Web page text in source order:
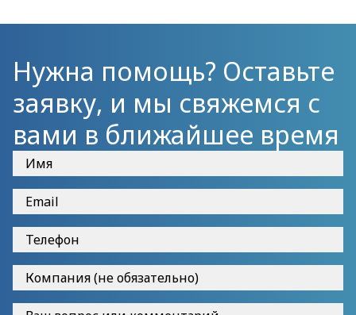
Нужна помощь? Оставьте
заявку, и мы свяжемся с
вами в ближайшее время